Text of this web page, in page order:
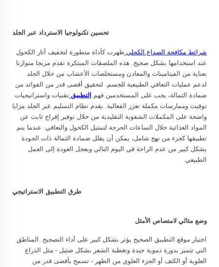
تحسين تكنولوجيا الاسترداد عبر الجلد
شرائط مكافحة الصداع الكحلي ظهرت كأداة متطورة لتخفيف آثار الكحول
عند استخدامها بشكل صحيح. هذه الملصقات المبتكرة تقدم مزيجا متوازنا
بعناية من الفيتامينات والمعادن ومستخلصات الأعشاب من خلال الجلد
لدعم عمليات التعافي الطبيعية للجسم. لتحقيق أقصى قدر من الفوائد من
ضمادة الثمالة، يجب على المستخدمين فهم التطبيق تقنيات واستراتيجيات
توقيت وممارسات مكملة تعزز الفعالية. يقدم نظام التسليم عبر الجلد مزايا
واضحة على المكملات الشفوية التقليدية من خلال توفير إفراج ثابت عن
المواد الغذائية خلال الساعات الحرجة لتمثيل الكحول والتعافي. عندما يتم
تطبيقها كجزء من نهج شامل، يمكن أن يقلل ضمادة الثمالة ذات الجودة
بشكل كبير من عدم الراحة في اليوم التالي ويعجل العودة إلى العمل
الطبيعي.
طرق التطبيق الاستراتيجي
وضع مثالي لامتصاص الأمثل
اختيار موقع التطبيق الصحيح يؤثر بشكل كبير على أداء التصحيح. المناطق
التي تتميز بدورة دموية جيدة وتغطية الشعر بشكل ضئيل - مثل الذراع
العلوية أو الكتف أو الجزء العلوي من الظهر - تسمح بأقصى قدر من